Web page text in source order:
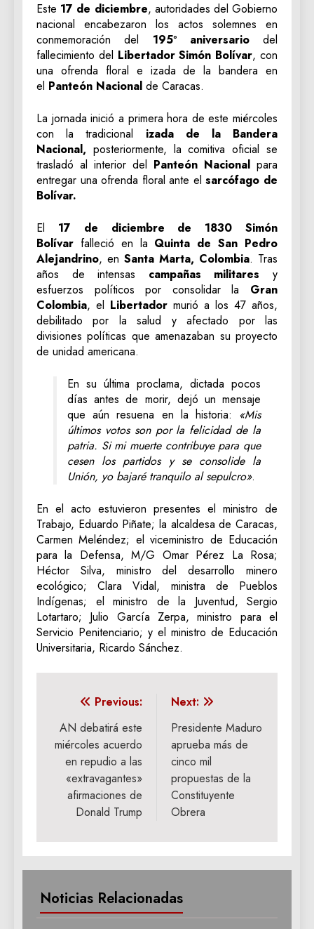
Este 17 de diciembre, autoridades del Gobierno
nacional encabezaron los actos solemnes en
conmemoración del 195º aniversariodel
fallecimiento del Libertador Simón Bolívar, con
una ofrenda floral e izada de la bandera en
el Panteón Nacional de Caracas.
La jornada inició a primera hora de este miércoles
con la tradicional izada de la Bandera
Nacional, posteriormente, la comitiva oficial se
trasladó al interior del Panteón Nacional para
entregar una ofrenda floral ante elsarcófago de
Bolívar.
El 17 de diciembre de 1830 Simón
Bolívar falleció en la Quinta de San Pedro
Alejandrino, en Santa Marta, Colombia. Tras
años de intensas campañas militares y
esfuerzos políticos por consolidar la Gran
Colombia, el Libertador murió a los 47 años,
debilitado por la salud y afectado por las
divisiones políticas que amenazaban su proyecto
de unidad americana.
En su última proclama, dictada pocos
días antes de morir, dejó un mensaje
que aún resuena en la historia: «Mis
últimos votos son por la felicidad de la
patria. Si mi muerte contribuye para que
cesen los partidos y se consolide la
Unión, yo bajaré tranquilo al sepulcro».
En el acto estuvieron presentes el ministro de
Trabajo, Eduardo Piñate; la alcaldesa de Caracas,
Carmen Meléndez; el viceministro de Educación
para la Defensa, M/G Omar Pérez La Rosa;
Héctor Silva, ministro del desarrollo minero
ecológico; Clara Vidal, ministra de Pueblos
Indígenas; el ministro de la Juventud, Sergio
Lotartaro; Julio García Zerpa, ministro para el
Servicio Penitenciario; y el ministro de Educación
Universitaria, Ricardo Sánchez.
Navegación
de
entradas
Previous:
AN debatirá este
miércoles acuerdo
en repudio a las
«extravagantes»
afirmaciones de
Donald Trump
Next:
Presidente Maduro
aprueba más de
cinco mil
propuestas de la
Constituyente
Obrera
Noticias Relacionadas